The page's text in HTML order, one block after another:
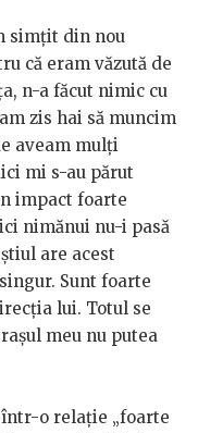
simțit din nou
că eram văzută de
n-a făcut nimic cu
zis hai să muncim
aveam mulți
mi s-au părut
impact foarte
nimănui nu-i pasă
are acest
Sunt foarte
lui. Totul se
meu nu putea
o relație „foarte